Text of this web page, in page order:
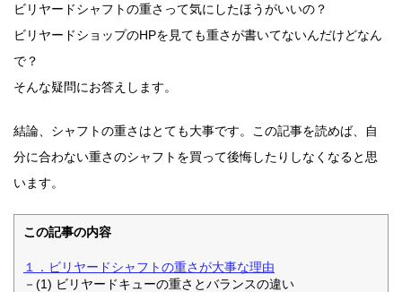
ビリヤードシャフトの重さって気にしたほうがいいの？
ビリヤードショップのHPを見ても重さが書いてないんだけどなん
で？
そんな疑問にお答えします。
結論、シャフトの重さはとても大事です。この記事を読めば、自
分に合わない重さのシャフトを買って後悔したりしなくなると思
います。
この記事の内容
１．ビリヤードシャフトの重さが大事な理由
－(1) ビリヤードキューの重さとバランスの違い